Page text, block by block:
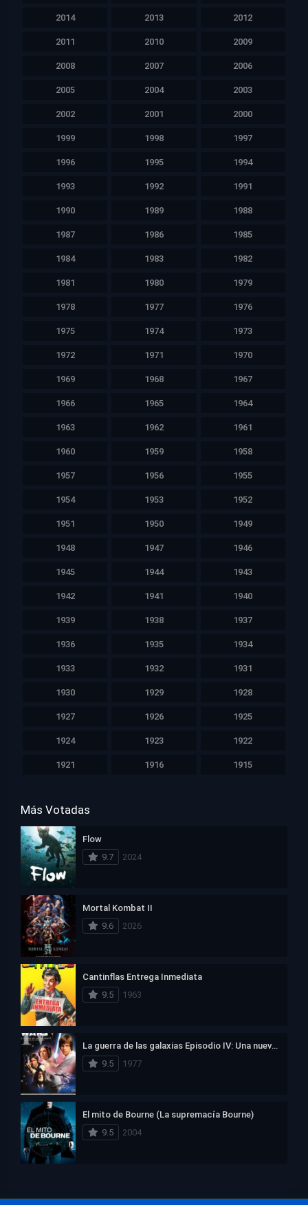
2014 2013 2012
2011 2010 2009
2008 2007 2006
2005 2004 2003
2002 2001 2000
1999 1998 1997
1996 1995 1994
1993 1992 1991
1990 1989 1988
1987 1986 1985
1984 1983 1982
1981 1980 1979
1978 1977 1976
1975 1974 1973
1972 1971 1970
1969 1968 1967
1966 1965 1964
1963 1962 1961
1960 1959 1958
1957 1956 1955
1954 1953 1952
1951 1950 1949
1948 1947 1946
1945 1944 1943
1942 1941 1940
1939 1938 1937
1936 1935 1934
1933 1932 1931
1930 1929 1928
1927 1926 1925
1924 1923 1922
1921 1916 1915
Más Votadas
Flow
9.7
2024
Mortal Kombat II
9.6
2026
Cantinflas Entrega Inmediata
9.5
1963
La guerra de las galaxias Episodio IV: Una nueva esperanza
9.5
1977
El mito de Bourne (La supremacía Bourne)
9.5
2004